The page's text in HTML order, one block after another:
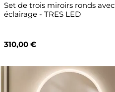
Set de trois miroirs ronds avec
éclairage - TRES LED
310,00 €